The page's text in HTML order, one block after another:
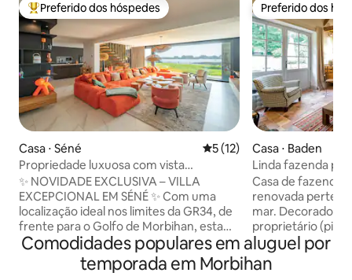
Entre os melhores preferidos dos hóspedes
Preferido dos hóspedes
Casa ⋅ Séné 5 de uma avaliação média
5 (12)
Propriedade luxuosa com vista
excepcional para o mar
✨ NOVIDADE EXCLUSIVA – VILLA
EXCEPCIONAL EM SÉNÉ ✨ Com uma
localização ideal nos limites da GR34, de
frente para o Golfo de Morbihan, esta
vila projetada por arquitetos oferece um
ambiente único para uma estadia
inesquecível. Desfrute de uma vista
Preferido dos
Preferido dos
Casa ⋅ Baden
Linda fazenda
House por mar
Casa de fazenda
renovada
mar. Decorado com bom gosto pelo
proprietário (pintor e arquiteto) -
totalmente
necessidades
confortáveis com
Comodidades populares em aluguel por
temporada em Morbihan